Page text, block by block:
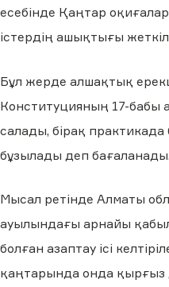
есебінде Қаңтар
істердің ашықтығы
Бұл жерде алшақтық
Конституцияның 17-бабы
салады, бірақ практикада
бұзылады деп бағаланады.
Мысал ретінде Алматы
ауылындағы арнайы
болған азаптау ісі
қаңтарында онда